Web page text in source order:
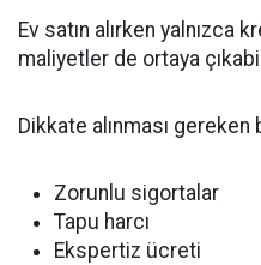
Ev satın alırken yalnızca
maliyetler de ortaya
Dikkate alınması gereken
Zorunlu sigortalar
Tapu harcı
Ekspertiz ücreti